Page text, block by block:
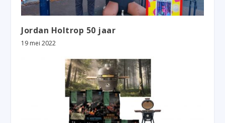
Jordan Holtrop 50 jaar
19 mei 2022